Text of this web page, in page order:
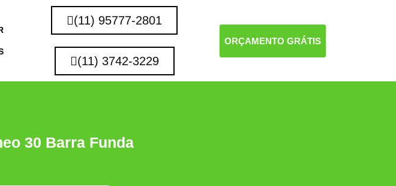
(11) 95777-2801
(11) 3742-3229
ORÇAMENTO GRÁTIS
30 Barra Funda